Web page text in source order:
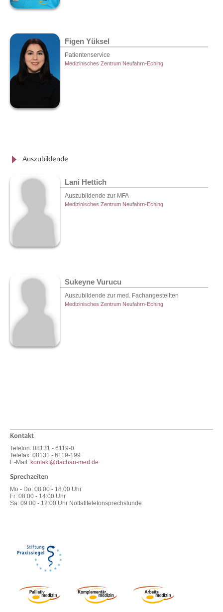
Figen Yüksel
Patientenservice
Medizinisches Zentrum Neufahrn-Eching
Auszubildende
Lani Hettich
Auszubildende zur MFA
Medizinisches Zentrum Neufahrn-Eching
Sukeyne Vurucu
Auszubildende zur med. Fachangestellten
Medizinisches Zentrum Neufahrn-Eching
Kontakt
Telefon: 08131 - 6119-0
Telefax: 08131 - 6119-199
E-Mail: kontakt@dachau-med.de
Sprechzeiten
Mo - Do: 08:00 - 18:00 Uhr
Fr: 08:00 - 14:00 Uhr
Sa: 09:00 - 12:00 Uhr Notfalltelefonsprechstunde